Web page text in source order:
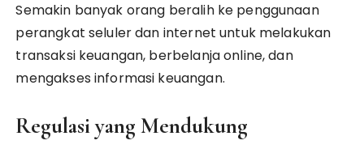
Semakin banyak orang beralih ke penggunaan
perangkat seluler dan internet untuk melakukan
transaksi keuangan, berbelanja online, dan
mengakses informasi keuangan.
Regulasi yang Mendukung